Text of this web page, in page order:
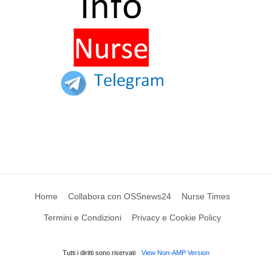
Home Collabora con OSSnews24 Nurse Times
Termini e Condizioni Privacy e Cookie Policy
Tutti i diritti sono riservati View Non-AMP Version